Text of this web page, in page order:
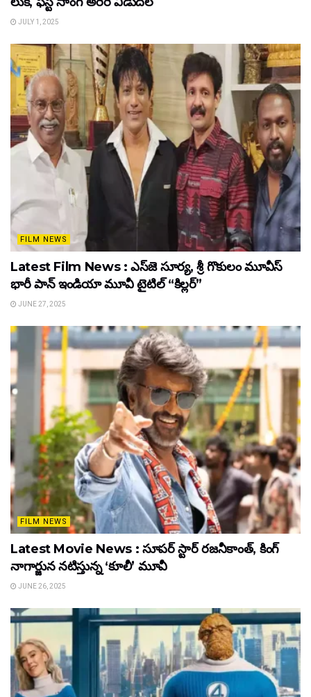
JULY 1, 2025
FILM NEWS
Latest Film News : ఎస్‌జె సూర్య, శ్రీ గొకులం మూవీస్‌
భారీ పాన్‌ ఇండియా మూవీ టైటిల్ “కిల్లర్”
JUNE 27, 2025
FILM NEWS
Latest Movie News : సూపర్ స్టార్ రజనీకాంత్, కింగ్
నాగార్జున నటిస్తున్న ‘కూలీ’ మూవీ
JUNE 26, 2025